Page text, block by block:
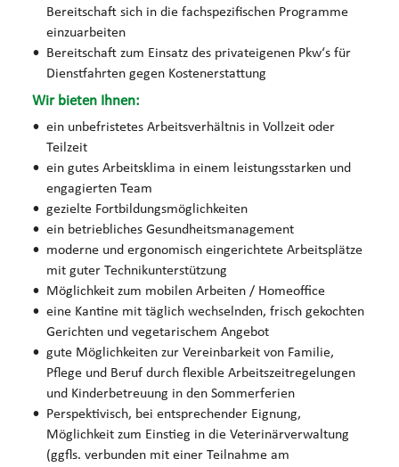
Bereitschaft sich in die fachspezifischen Programme
einzuarbeiten
Bereitschaft zum Einsatz des privateigenen Pkw‘s für
Dienstfahrten gegen Kostenerstattung
Wir bieten Ihnen:
ein unbefristetes Arbeitsverhältnis in Vollzeit oder
Teilzeit
ein gutes Arbeitsklima in einem leistungsstarken und
engagierten Team
gezielte Fortbildungsmöglichkeiten
ein betriebliches Gesundheitsmanagement
moderne und ergonomisch eingerichtete Arbeitsplätze
mit guter Technikunterstützung
Möglichkeit zum mobilen Arbeiten / Homeoffice
eine Kantine mit täglich wechselnden, frisch gekochten
Gerichten und vegetarischem Angebot
gute Möglichkeiten zur Vereinbarkeit von Familie,
Pflege und Beruf durch flexible Arbeitszeitregelungen
und Kinderbetreuung in den Sommerferien
Perspektivisch, bei entsprechender Eignung,
Möglichkeit zum Einstieg in die Veterinärverwaltung
(ggfls. verbunden mit einer Teilnahme am